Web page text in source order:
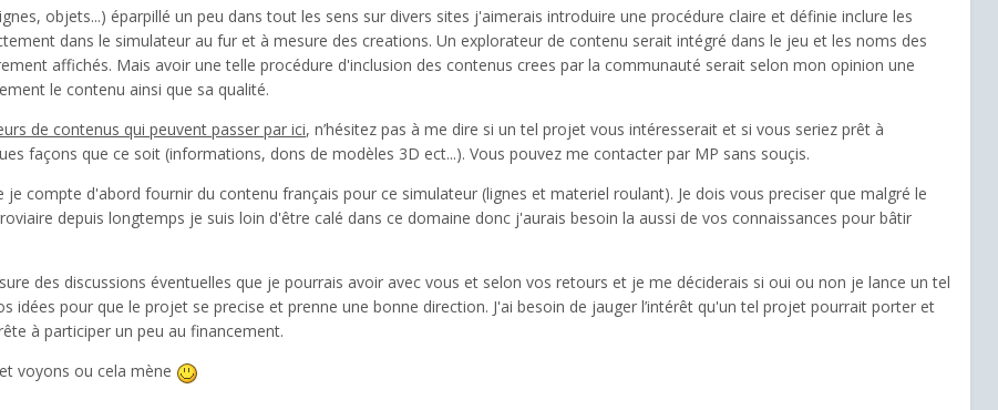
objets...) éparpillé un peu dans tout les sens sur divers sites j'aimerais introduire une procédure claire et définie inclure les
dans le simulateur au fur et à mesure des creations. Un explorateur de contenu serait intégré dans le jeu et les noms des
affichés. Mais avoir une telle procédure d'inclusion des contenus crees par la communauté serait selon mon opinion une
le contenu ainsi que sa qualité.
de contenus qui peuvent passer par ici, n’hésitez pas à me dire si un tel projet vous intéresserait et si vous seriez prêt à
façons que ce soit (informations, dons de modèles 3D ect...). Vous pouvez me contacter par MP sans souçis.
je compte d'abord fournir du contenu français pour ce simulateur (lignes et materiel roulant). Je dois vous preciser que malgré le
depuis longtemps je suis loin d'être calé dans ce domaine donc j'aurais besoin la aussi de vos connaissances pour bâtir
des discussions éventuelles que je pourrais avoir avec vous et selon vos retours et je me déciderais si oui ou non je lance un tel
idées pour que le projet se precise et prenne une bonne direction. J'ai besoin de jauger l’intérêt qu'un tel projet pourrait porter et
à participer un peu au financement.
voyons ou cela mène